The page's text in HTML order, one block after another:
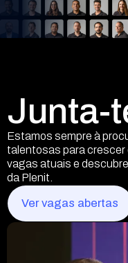
Junta-
Estamos sempre à
talentosas para
vagas atuais e
da Plenit.
Ver vagas abertas